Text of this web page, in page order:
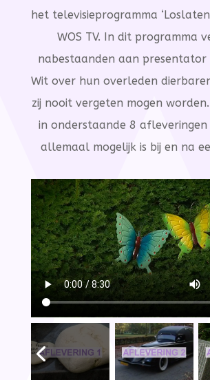
het televisieprogramma
WOS TV. In dit programma
nabestaanden aan presentator
Wit over hun overleden
zij nooit vergeten mogen
in onderstaande 8
allemaal mogelijk is bij en na